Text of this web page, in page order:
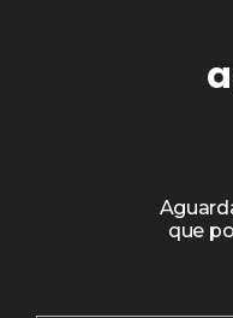
que